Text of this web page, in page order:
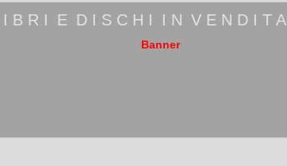
I B R I E D I S C H I I N V E N D I T A